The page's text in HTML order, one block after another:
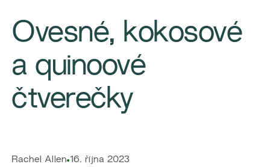
​Ovesné, kokosové
a quinoové
čtverečky
​Rachel Allen 16. října 2023